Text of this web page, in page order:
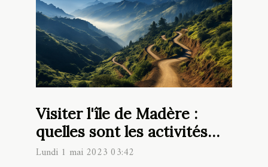
Visiter l'île de Madère :
quelles sont les activités
incontournables à faire ?
Lundi 1 mai 2023 03:42